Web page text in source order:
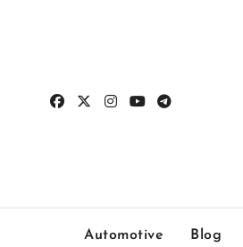
Automotive Blog